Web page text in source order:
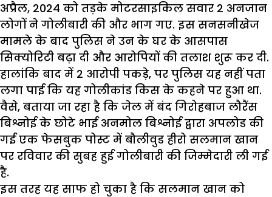
अप्रैल, 2024 को तड़के मोटरसाइकिल सवार 2 अनजान
लोगों ने गोलीबारी की और भाग गए. इस सनसनीखेज
मामले के बाद पुलिस ने उन के घर के आसपास
सिक्योरिटी बढ़ा दी और आरोपियों की तलाश शुरू कर दी.
हालांकि बाद में 2 आरोपी पकड़े, पर पुलिस यह नहीं पता
लगा पाई कि यह गोलीकांड किस के कहने पर हुआ था.
वैसे, बताया जा रहा है कि जेल में बंद गिरोहबाज लौरैंस
बिश्नोई के छोटे भाई अनमोल बिश्नोई द्वारा अपलोड की
गई एक फेसबुक पोस्ट में बौलीवुड हीरो सलमान खान
पर रविवार की सुबह हुई गोलीबारी की जिम्मेदारी ली गई
है.
इस तरह यह साफ हो चुका है कि सलमान खान को